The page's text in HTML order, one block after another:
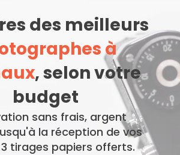
des meilleurs
à
, selon votre
budget
sans frais, argent
la réception de vos
tirages papiers offerts.